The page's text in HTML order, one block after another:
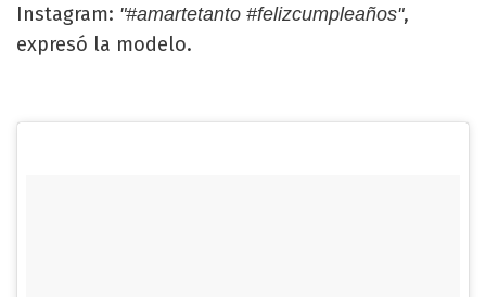
Instagram: "#amartetanto #felizcumpleaños",
expresó la modelo.